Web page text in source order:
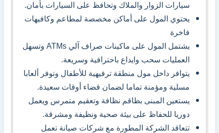
سيارات الزوار والملاك وتحافظ على السيارات بأمان.
يحتوي المول على أماكن مخصصة لمطاعم وكافيهات
فاخرة
يشتمل المول على ماكينات صراف آلي ATMs وتسهل
العمليات سحب وايداع باحترافية وسريعة.
يتوافر داخل مول منطقة ترفيهية للأطفال وتوفر ألعابا
مسلية ومؤمنة تماما لضمان قضاء أوقات سعيدة.
يستعين المبنى بطاقم نظافة وتعقيم متمرس ويعمل
دوريا للحفاظ على بيئة صحية ونظيفة ومشرقة.
تتعاقد الشركة المطورة مع شركات صيانة تعمل